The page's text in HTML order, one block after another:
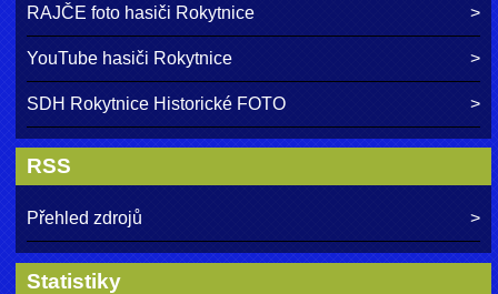
RAJČE foto hasiči Rokytnice
YouTube hasiči Rokytnice
SDH Rokytnice Historické FOTO
RSS
Přehled zdrojů
Statistiky